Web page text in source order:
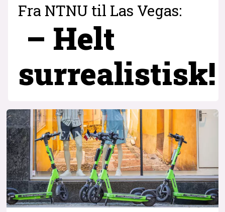
Fra NTNU til Las Vegas:
– Helt
surrealistisk!